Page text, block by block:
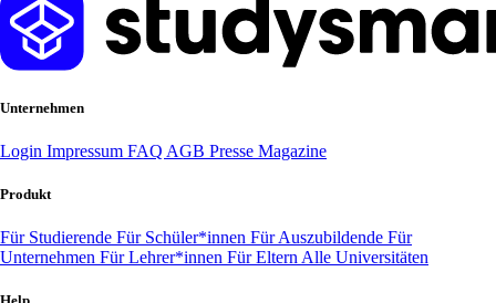
Unternehmen
Login Impressum FAQ AGB Presse Magazine
Produkt
Für Studierende Für Schüler*innen Für Auszubildende Für
Unternehmen Für Lehrer*innen Für Eltern Alle Universitäten